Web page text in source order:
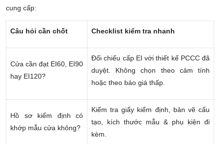
cung cấp:
Câu hỏi cần chốt Checklist kiểm tra nhanh
Cửa cần đạt EI60, EI90
hay EI120?
Đối chiếu cấp EI với thiết kế PCCC đã
duyệt. Không chọn theo cảm tính
hoặc theo báo giá thấp.
Hồ sơ kiểm định có
khớp mẫu cửa không?
Kiểm tra giấy kiểm định, bản vẽ cấu
tạo, kích thước mẫu & phụ kiện đi
kèm.